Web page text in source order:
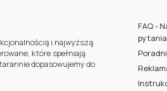
i najwyższą
które spełniają
dopasowujemy do
FAQ -
pytania